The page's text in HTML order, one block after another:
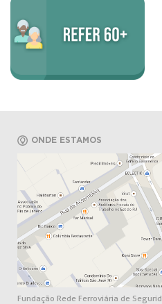
ONDE ESTAMOS
Fundação Rede Ferroviária de